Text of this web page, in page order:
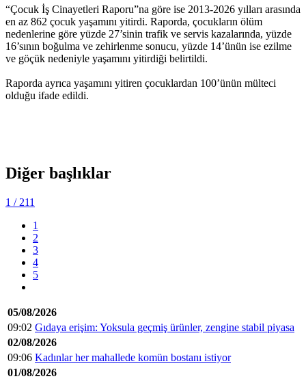
“Çocuk İş Cinayetleri Raporu”na göre ise 2013-2026 yılları arasında
en az 862 çocuk yaşamını yitirdi. Raporda, çocukların ölüm
nedenlerine göre yüzde 27’sinin trafik ve servis kazalarında, yüzde
16’sının boğulma ve zehirlenme sonucu, yüzde 14’ünün ise ezilme
ve göçük nedeniyle yaşamını yitirdiği belirtildi.
Raporda ayrıca yaşamını yitiren çocuklardan 100’ünün mülteci
olduğu ifade edildi.
Diğer başlıklar
1 / 211
1
2
3
4
5
05/08/2026
09:02 Gıdaya erişim: Yoksula geçmiş ürünler, zengine stabil piyasa
02/08/2026
09:06 Kadınlar her mahallede komün bostanı istiyor
01/08/2026